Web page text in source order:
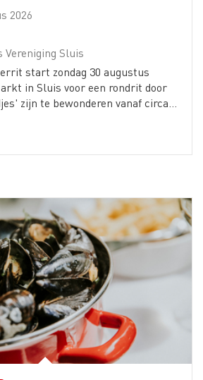
2026
Vereniging Sluis
start zondag 30 augustus
in Sluis voor een rondrit door
zijn te bewonderen vanaf circa...